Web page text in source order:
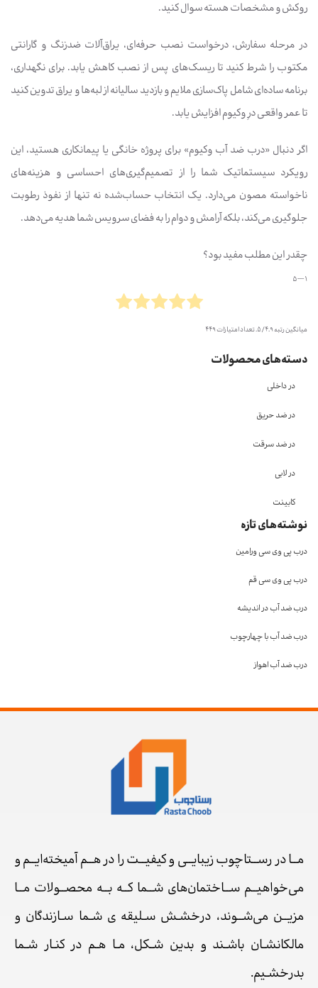
دسته‌های محصولات
در داخلی
در ضد حریق
در ضد سرقت
در لابی
کابینت
نوشته‌های تازه
درب پی وی سی ورامین
درب پی وی سی قم
درب ضد آب در اندیشه
درب ضد آب با چهارچوب
درب ضد آب اهواز
روکش و مشخصات هسته سوال کنید.
در مرحله سفارش، درخواست نصب حرفه‌ای، یراق‌آلات ضدزنگ و گارانتی
مکتوب را شرط کنید تا ریسک‌های پس از نصب کاهش یابد. برای نگهداری،
برنامه ساده‌ای شامل پاک‌سازی ملایم و بازدید سالیانه از لبه‌ها و یراق تدوین کنید
تا عمر واقعی درِ وکیوم افزایش یابد.
اگر دنبال «درب ضد آب وکیوم» برای پروژه خانگی یا پیمانکاری هستید، این
رویکرد سیستماتیک شما را از تصمیم‌گیری‌های احساسی و هزینه‌های
ناخواسته مصون می‌دارد. یک انتخاب حساب‌شده نه تنها از نفوذ رطوبت
جلوگیری می‌کند، بلکه آرامش و دوام را به فضای سرویس شما هدیه می‌دهد.
چقدر این مطلب مفید بود؟
1 --- 5
میانگین رتبه4.9/ 5. تعداد امتیازات 449
مــا در رســتاچوب زیبایــی و کیفیــت را در هــم آمیخته‌ایــم و
می‌خواهیــم ســاختمان‌های شــما کــه بــه محصــولات مــا
مزیــن می‌شــوند، درخشـش سـلیقه ی شـما سـازندگان و
مالکانشـان باشـند و بدین شـکل، مـا هـم در کنـار شـما
بدرخشـیم.